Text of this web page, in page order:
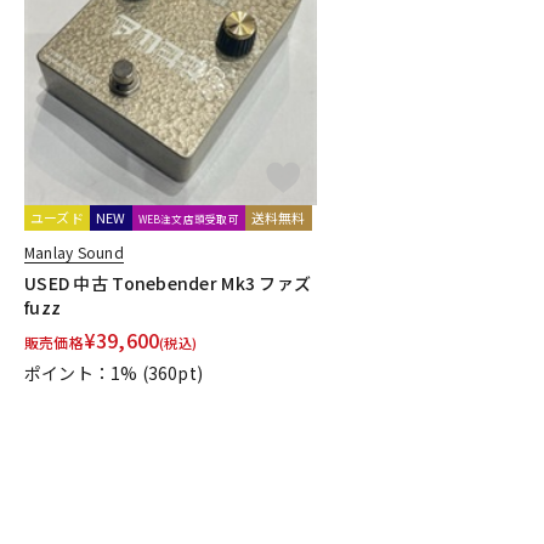
ユーズド NEW WEB注文店頭受取可 送料無料
Manlay Sound
USED 中古 Tonebender Mk3 ファズ
fuzz
販売価格¥39,600(税込)
ポイント：1% (360pt)